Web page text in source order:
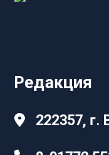
Редакция
222357,